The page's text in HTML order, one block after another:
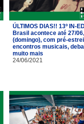
ÚLTIMOS DIAS!! 13º IN-
Brasil acontece até 27/06,
(domingo), com pré-
encontros musicais,
muito mais
24/06/2021